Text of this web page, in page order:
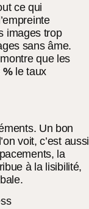
ce qui
images trop
sans âme.
que les
%le taux
Un bon
voit, c’est aussi
la
à la lisibilité,